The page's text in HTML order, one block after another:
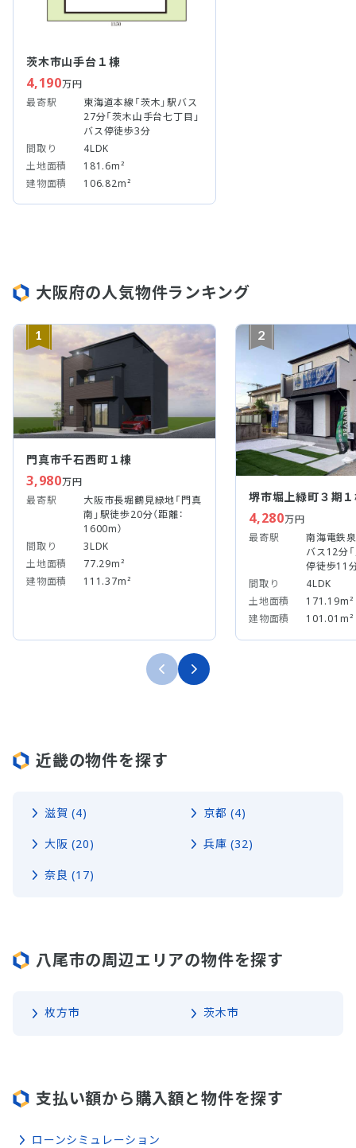
茨木市山手台１棟
4,190万円
最寄駅
東海道本線「茨木」駅バス
27分「茨木山手台七丁目」
バス停徒歩3分
間取り
4LDK
土地面積
181.6m²
建物面積
106.82m²
大阪府の人気物件ランキング
1
門真市千石西町１棟
3,980万円
最寄駅
大阪市長堀鶴見緑地「門真
南」駅徒歩20分（距離：
1600m）
間取り
3LDK
土地面積
77.29m²
建物面積
111.37m²
2
堺市堀上緑町３期
4,280万円
最寄駅
南海電鉄
バス12分
停徒歩11
間取り
4LDK
土地面積
171.19m²
建物面積
101.01m²
近畿の物件を探す
滋賀 (4) 京都 (4)
大阪 (20) 兵庫 (32)
奈良 (17)
八尾市の周辺エリアの物件を探す
枚方市 茨木市
支払い額から購入額と物件を探す
ローンシミュレーション